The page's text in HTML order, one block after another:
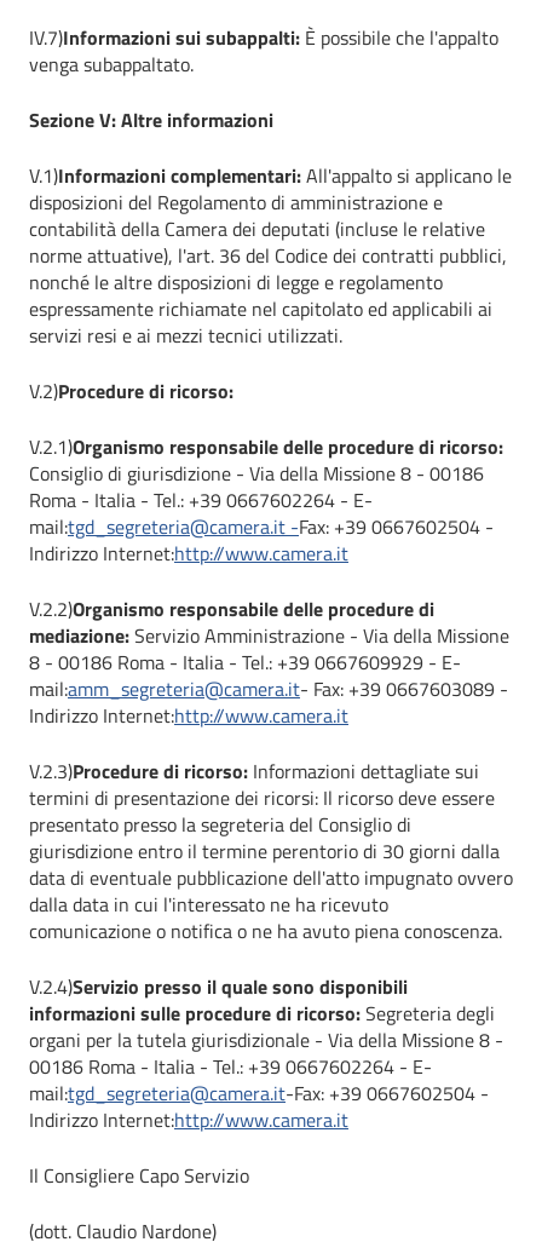
IV.7)Informazioni sui subappalti: È possibile che l'appalto
venga subappaltato.
Sezione V: Altre informazioni
V.1)Informazioni complementari:All'appalto si applicano le
disposizioni del Regolamento di amministrazione e
contabilità della Camera dei deputati (incluse le relative
norme attuative), l'art. 36 del Codice dei contratti pubblici,
nonché le altre disposizioni di legge e regolamento
espressamente richiamate nel capitolato ed applicabili ai
servizi resi e ai mezzi tecnici utilizzati.
V.2)Procedure di ricorso:
V.2.1)Organismo responsabile delle procedure di ricorso:
Consiglio di giurisdizione - Via della Missione 8 - 00186
Roma - Italia - Tel.: +39 0667602264 - E-
mail:tgd_segreteria@camera.it -Fax: +39 0667602504 -
Indirizzo Internet:http://www.camera.it
V.2.2)Organismo responsabile delle procedure di
mediazione:Servizio Amministrazione - Via della Missione
8 - 00186 Roma - Italia - Tel.: +39 0667609929 - E-
mail:amm_segreteria@camera.it- Fax: +39 0667603089 -
Indirizzo Internet:http://www.camera.it
V.2.3)Procedure di ricorso: Informazioni dettagliate sui
termini di presentazione dei ricorsi: Il ricorso deve essere
presentato presso la segreteria del Consiglio di
giurisdizione entro il termine perentorio di 30 giorni dalla
data di eventuale pubblicazione dell'atto impugnato ovvero
dalla data in cui l'interessato ne ha ricevuto
comunicazione o notifica o ne ha avuto piena conoscenza.
V.2.4)Servizio presso il quale sono disponibili
informazioni sulle procedure di ricorso:Segreteria degli
organi per la tutela giurisdizionale - Via della Missione 8 -
00186 Roma - Italia - Tel.: +39 0667602264 - E-
mail:tgd_segreteria@camera.it-Fax: +39 0667602504 -
Indirizzo Internet:http://www.camera.it
Il Consigliere Capo Servizio
(dott. Claudio Nardone)